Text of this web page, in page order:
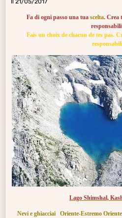
Il 21/05/2017
Fa di ogni passo una tua scelta. Crea
Fais un choix de chacun de tes pas.
Lago Shimshal,
Nevi e ghiacciai Oriente-Estremo